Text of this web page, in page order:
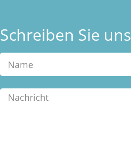
Schreiben Sie uns